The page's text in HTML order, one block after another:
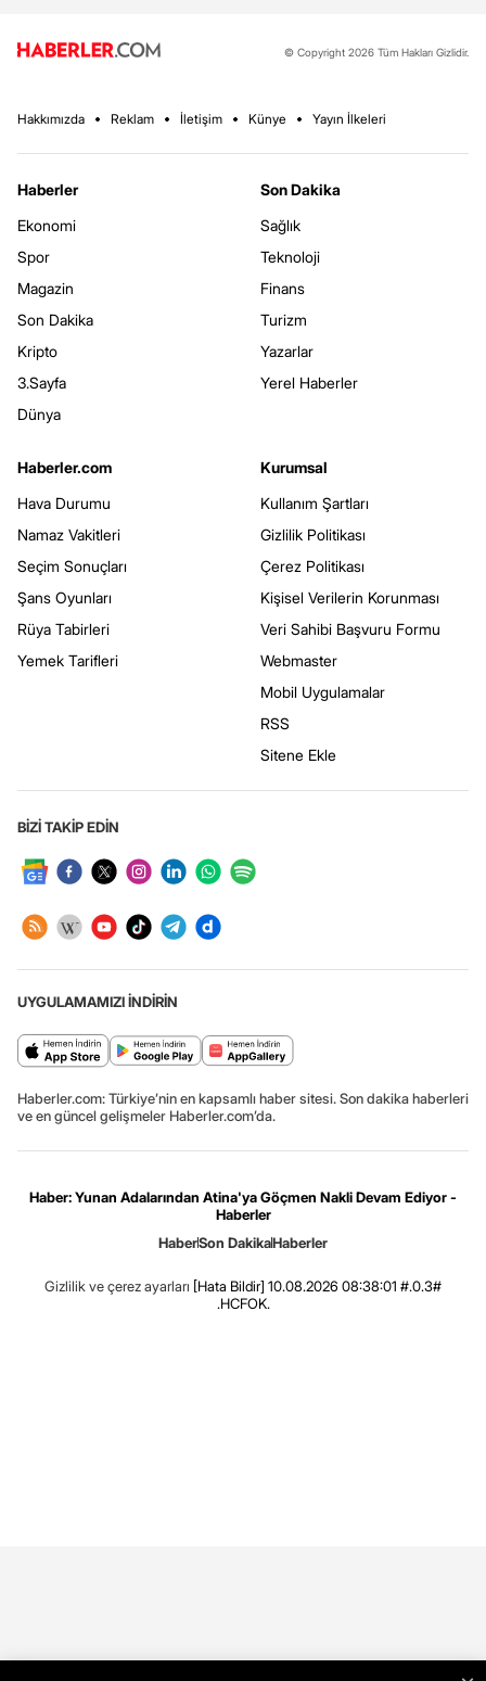
© Copyright 2026 Tüm Hakları Gizlidir.
Hakkımızda Reklam İletişim Künye Yayın İlkeleri
Haberler
Ekonomi
Spor
Magazin
Son Dakika
Kripto
3.Sayfa
Dünya
Son Dakika
Sağlık
Teknoloji
Finans
Turizm
Yazarlar
Yerel Haberler
Haberler.com
Hava Durumu
Namaz Vakitleri
Seçim Sonuçları
Şans Oyunları
Rüya Tabirleri
Yemek Tarifleri
Kurumsal
Kullanım Şartları
Gizlilik Politikası
Çerez Politikası
Kişisel Verilerin Korunması
Veri Sahibi Başvuru Formu
Webmaster
Mobil Uygulamalar
RSS
Sitene Ekle
BİZİ TAKİP EDİN
UYGULAMAMIZI İNDİRİN
Haberler.com: Türkiye’nin en kapsamlı haber sitesi. Son dakika haberleri
ve en güncel gelişmeler Haberler.com’da.
Haber: Yunan Adalarından Atina'ya Göçmen Nakli Devam Ediyor -
Haberler
HaberSon DakikaHaberler
Gizlilik ve çerez ayarları [Hata Bildir] 10.08.2026 08:38:01 #.0.3#
.HCFOK.